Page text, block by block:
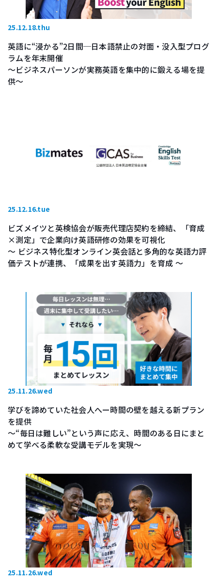
25.12.18.thu
英語に“浸かる”2日間─日本語禁止の対面・没入型プログ
ラムを年末開催
～ビジネスパーソンが実務英語を集中的に鍛える場を提
供～
25.12.16.tue
ビズメイツと英検協会が販売代理店契約を締結、「育成
×測定」で企業向け英語研修の効果を可視化
～ ビジネス特化型オンライン英会話と多角的な英語力評
価テストが連携、「成果を出す英語力」を育成 ～
25.11.26.wed
学びを諦めていた社会人へー時間の壁を越える新プラン
を提供
～“毎日は難しい”という声に応え、時間のある日にまと
めて学べる柔軟な受講モデルを実現～
25.11.26.wed